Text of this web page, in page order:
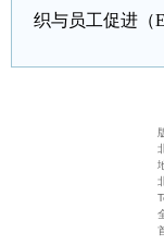
织与员工促进（